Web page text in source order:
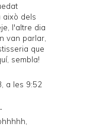
això dels
l'altre dia
van parlar,
que
sembla!
a les 9:52